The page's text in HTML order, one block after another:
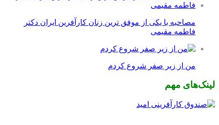
مصاحبه با یکی از موفق ترین زنان کارآفرین ایران دکتر
فاطمه مقیمی
من از زیر صفر شروع کردم
لینک‌های مهم